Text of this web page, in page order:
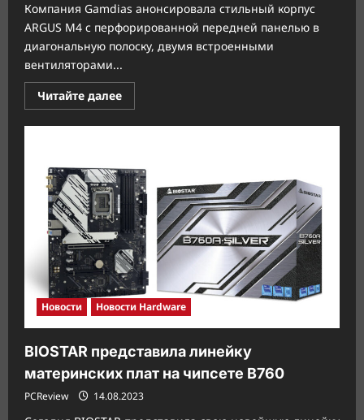
Компания Gamdias анонсировала стильный корпус
ARGUS M4 с перфорированной передней панелью в
диагональную полоску, двумя встроенными
вентиляторами...
Читайте далееПрочитать
больше
Gamdias
M4
GAMDIAS
Новости Новости Hardware
BIOSTAR представила линейку
материнских плат на чипсете B760
PCReview 14.08.2023